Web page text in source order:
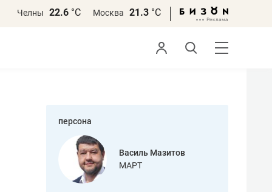
Челны 22.6 °С Москва 21.3 °С
персона
Василь Мазитов
МАРТ